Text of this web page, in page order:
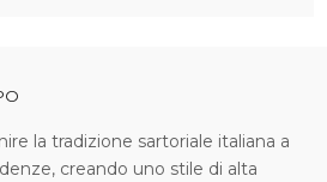
la tradizione sartoriale italiana a
creando uno stile di alta